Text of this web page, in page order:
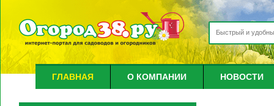
ГЛАВНАЯ О КОМПАНИИ НОВОСТИ